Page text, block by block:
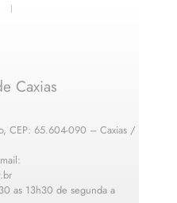
Caxias
CEP: 65.604-090 – Caxias /
as 13h30 de segunda a